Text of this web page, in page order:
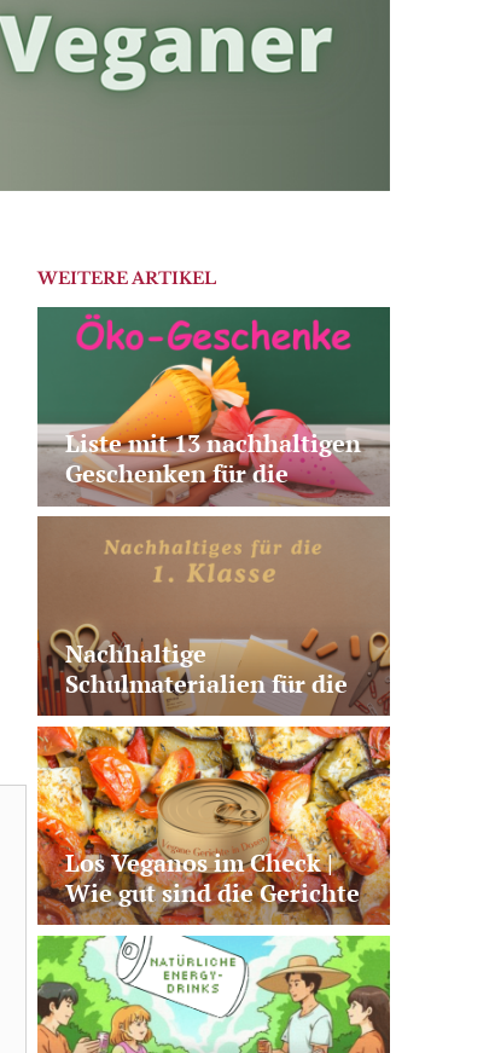
WEITERE ARTIKEL
Liste mit 13 nachhaltigen
Geschenken für die
Schultüte | plastikfrei,
vegan, nützlich, fairtrade
Nachhaltige
Schulmaterialien für die
1. Klasse | 10 sinnvolle
Produkte
Los Veganos im Check |
Wie gut sind die Gerichte
aus der Dose?